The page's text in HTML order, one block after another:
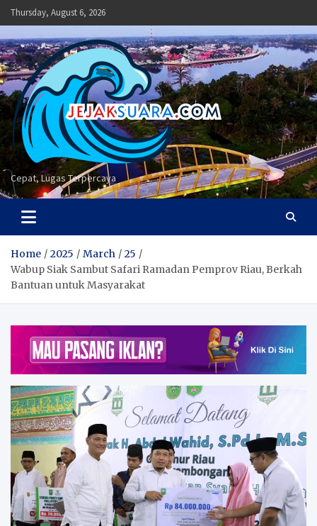
Skip
to
content
Thursday, August 6, 2026
Cepat, Lugas Terpercaya
Home 2025 March
25
Wabup Siak Sambut Safari Ramadan Pemprov Riau, Berkah
Bantuan untuk Masyarakat